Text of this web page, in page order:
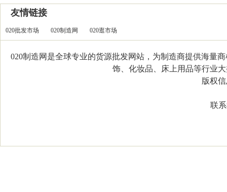
友情链接
020批发市场 020制造网 020逛市场
020制造网是全球专业的货源批发网站，为制造商提供海量
饰、化妆品、床上用品等行业
版权信
联